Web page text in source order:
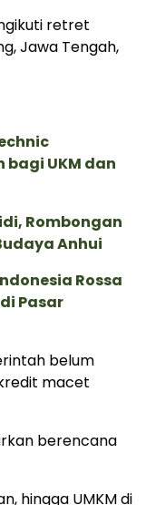
retret
Jawa Tengah,
UKM dan
Rombongan
Anhui
Rossa
Pasar
belum
macet
berencana
hingga UMKM di